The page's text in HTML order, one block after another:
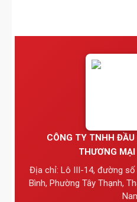
CÔNG TY TNHH
THƯƠNG
Địa chỉ: Lô III-14, đường số
Bình, Phường Tây Thạnh,